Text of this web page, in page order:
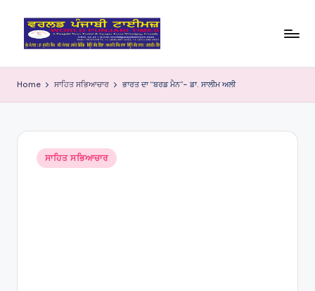
o
rl
d
Home ਸਾਹਿਤ ਸਭਿਆਚਾਰ ਭਾਰਤ ਦਾ “ਬਰਡ ਮੈਨ”- ਡਾ. ਸਾਲੀਮ ਅਲੀ
Posted
in
ਸਾਹਿਤ ਸਭਿਆਚਾਰ